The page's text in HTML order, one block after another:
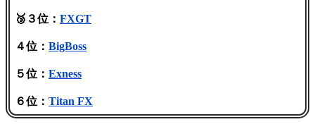
🥉３位： FXGT
４位： BigBoss
５位： Exness
６位： Titan FX